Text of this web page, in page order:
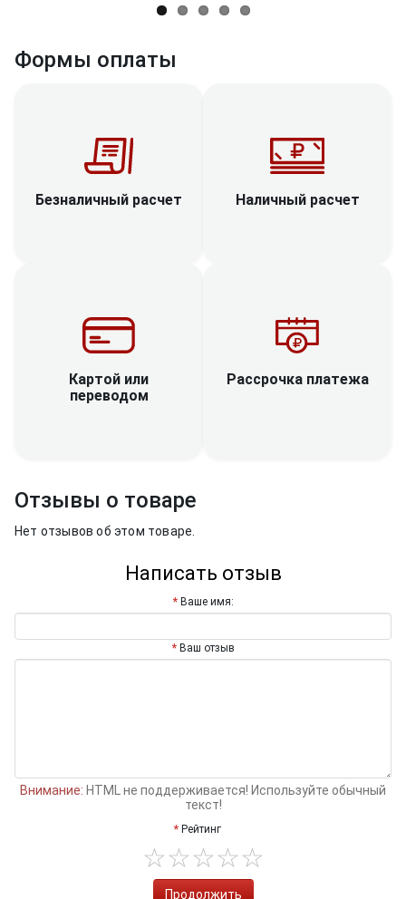
Формы оплаты
Безналичный расчет Наличный расчет
Картой или
переводом
Рассрочка платежа
Отзывы о товаре
Нет отзывов об этом товаре.
Написать отзыв
Ваше имя:
Ваш отзыв
Внимание: HTML не поддерживается! Используйте обычный
текст!
Рейтинг
Продолжить